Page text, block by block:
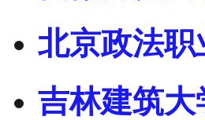
北京政法职
吉林建筑大